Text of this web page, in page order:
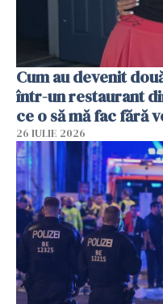
Cum au devenit
într-un restaurant
ce o să mă fac fără
26 IULIE 2026